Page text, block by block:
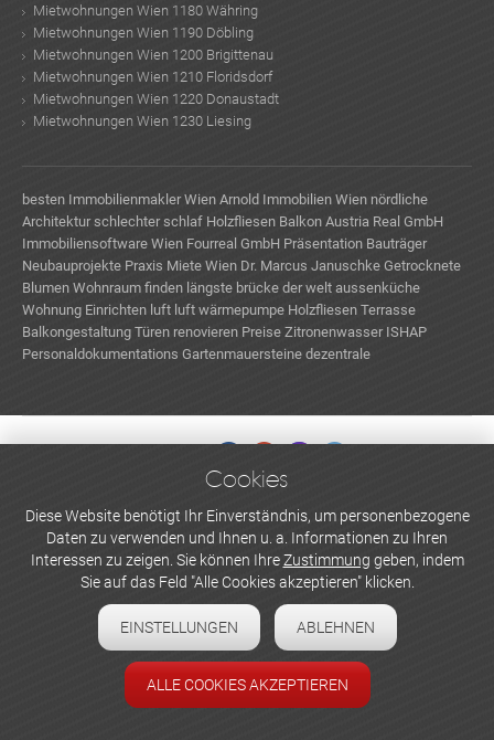
Mietwohnungen Wien 1180 Währing
Mietwohnungen Wien 1190 Döbling
Mietwohnungen Wien 1200 Brigittenau
Mietwohnungen Wien 1210 Floridsdorf
Mietwohnungen Wien 1220 Donaustadt
Mietwohnungen Wien 1230 Liesing
besten Immobilienmakler Wien Arnold Immobilien Wien nördliche
Architektur schlechter schlaf Holzfliesen Balkon Austria Real GmbH
Immobiliensoftware Wien Fourreal GmbH Präsentation Bauträger
Neubauprojekte Praxis Miete Wien Dr. Marcus Januschke Getrocknete
Blumen Wohnraum finden längste brücke der welt aussenküche
Wohnung Einrichten luft luft wärmepumpe Holzfliesen Terrasse
Balkongestaltung Türen renovieren Preise Zitronenwasser ISHAP
Personaldokumentations Gartenmauersteine dezentrale
WERBEN UND INSERIEREN
Newsletter abonnieren
Datenschutzerklärung
Cookie-Einstellungen
Cookies
Diese Website benötigt Ihr Einverständnis, um personenbezogene
Daten zu verwenden und Ihnen u. a. Informationen zu Ihren
Interessen zu zeigen. Sie können IhreZustimmung geben, indem
Sie auf das Feld "Alle Cookies akzeptieren" klicken.
EINSTELLUNGEN ABLEHNEN
ALLE COOKIES AKZEPTIEREN